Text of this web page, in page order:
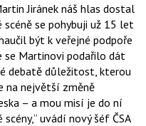
Jiránek náš hlas dostal
se pohybuji už 15 let
být k veřejné podpoře
se Martinovi podařilo dát
debatě důležitost, kterou
na největší změně
– a mou misí je do ní
uvádí nový šéf ČSA